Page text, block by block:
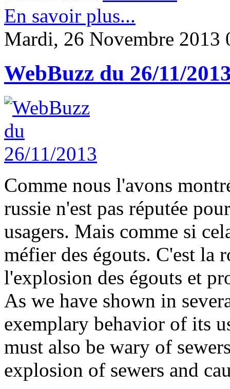
En savoir plus...
Mardi, 26 Novembre 2013
WebBuzz du 26/11/
Comme nous l'avons
russie n'est pas réputée
usagers. Mais comme si
méfier des égouts. C'est la
l'explosion des égouts et
As we have shown in
exemplary behavior of its
must also be wary of
explosion of sewers and